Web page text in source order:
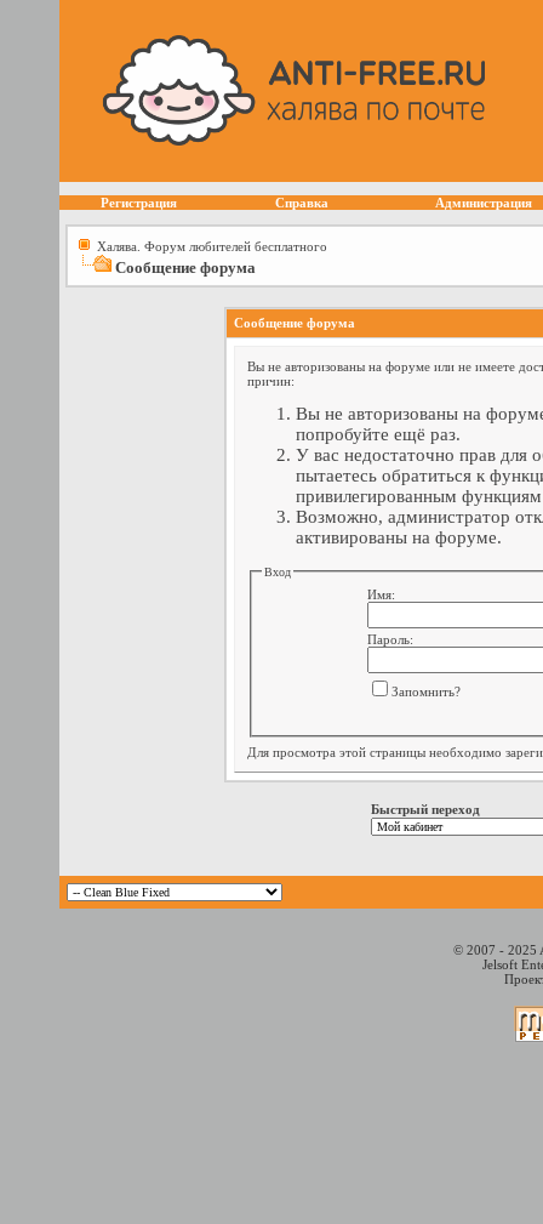
Регистрация Справка Администрация
Халява. Форум любителей бесплатного
Сообщение форума
Сообщение форума
Вы не авторизованы на форуме или не имеете
причин:
Вы не авторизованы на
попробуйте ещё раз.
У вас недостаточно прав для
пытаетесь обратиться к
привилегированным
Возможно, администратор
активированы на форуме.
Вход
Имя:
Пароль:
Запомнить?
Для просмотра этой страницы необходимо
Быстрый переход
© 2007 - 2025
Jelsoft